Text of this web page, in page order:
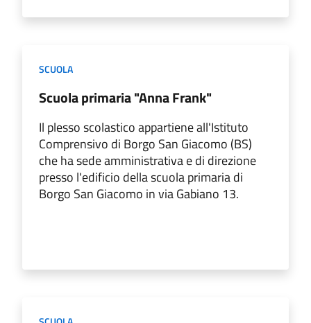
SCUOLA
Scuola primaria "Anna Frank"
Il plesso scolastico appartiene all'Istituto
Comprensivo di Borgo San Giacomo (BS)
che ha sede amministrativa e di direzione
presso l'edificio della scuola primaria di
Borgo San Giacomo in via Gabiano 13.